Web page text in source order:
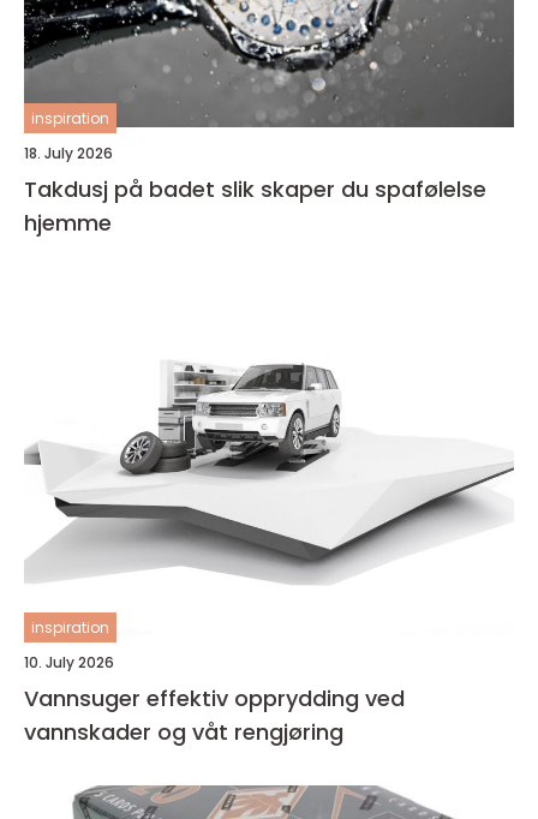
inspiration
18. July 2026
Takdusj på badet slik skaper du spafølelse
hjemme
inspiration
10. July 2026
Vannsuger effektiv opprydding ved
vannskader og våt rengjøring